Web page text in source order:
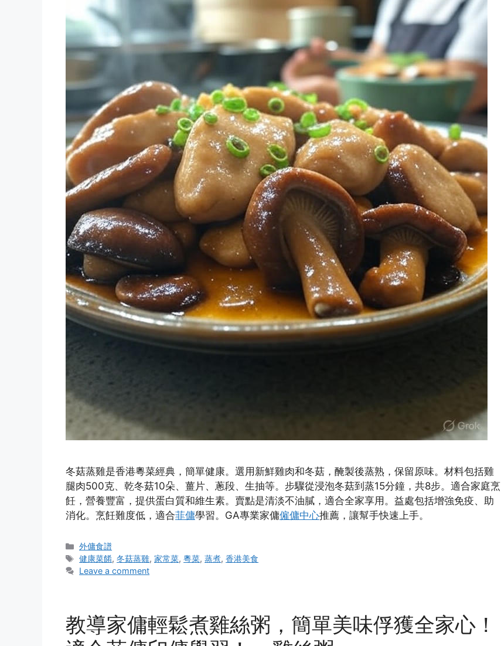
冬菇蒸雞是香港粵菜經典，簡單健康。選用新鮮雞肉和冬菇，醃製後蒸熟，保留原味。材料包括雞
腿肉500克、乾冬菇10朵、薑片、蔥段、生抽等。步驟從浸泡冬菇到蒸15分鐘，共8步。適合家庭烹
飪，營養豐富，提供蛋白質和維生素。賣點是清淡不油膩，適合全家享用。益處包括增強免疫、助
消化。烹飪難度低，適合菲傭學習。GA專業家傭僱傭中心推薦，讓幫手快速上手。
Categories
外傭食譜
Tags
健康菜餚,冬菇蒸雞,家常菜,粵菜,蒸煮,香港美食
Leave a comment
教導家傭輕鬆煮雞絲粥，簡單美味俘獲全家心！